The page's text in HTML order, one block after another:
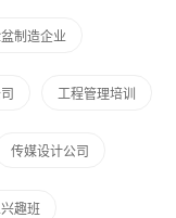
制造企业
工程管理培训
传媒设计公司
趣班